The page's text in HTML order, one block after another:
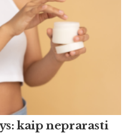
kaip neprarasti